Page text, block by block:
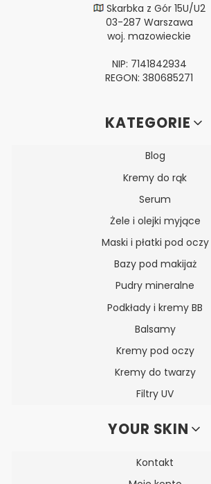
Skarbka z Gór 15U/U2
03-287 Warszawa
woj. mazowieckie
NIP: 7141842934
REGON: 380685271
Linki w stopceKATEGORIE
Blog
Kremy do rąk
Serum
Żele i olejki myjące
Maski i płatki pod oczy
Bazy pod makijaż
Pudry mineralne
Podkłady i kremy BB
Balsamy
Kremy pod oczy
Kremy do twarzy
Filtry UV
YOUR SKIN
Kontakt